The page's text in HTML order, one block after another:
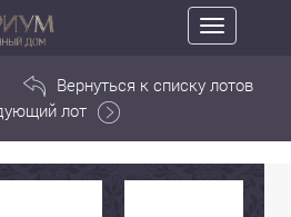
Toggle
navigation
Вернуться к списку лотов
лот